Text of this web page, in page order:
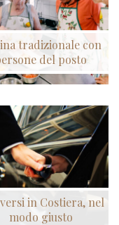
tradizionale con
del posto
in Costiera, nel
modo giusto